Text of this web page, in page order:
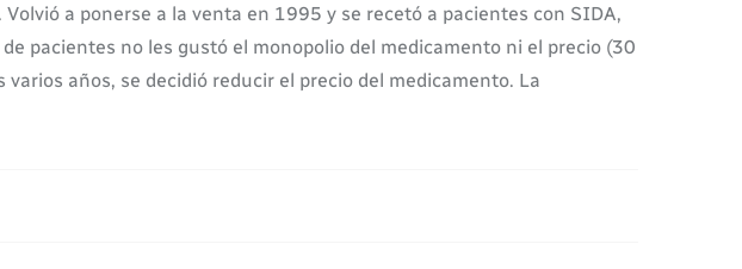
a ponerse a la venta en 1995 y se recetó a pacientes con SIDA,
pacientes no les gustó el monopolio del medicamento ni el precio (30
años, se decidió reducir el precio del medicamento. La